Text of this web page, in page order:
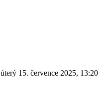
úterý 15. července 2025, 13:20